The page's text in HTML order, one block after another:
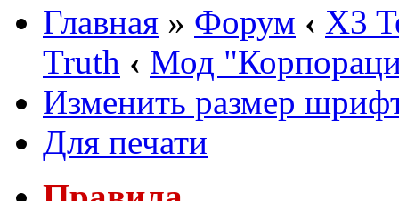
Главная » Форум ‹ X3
Truth ‹ Мод
Изменить размер
Для печати